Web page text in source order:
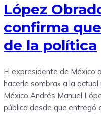
López
confirma
de la política
El expresidente de México
hacerle sombra» a la
México Andrés Manuel
pública desde que entregó